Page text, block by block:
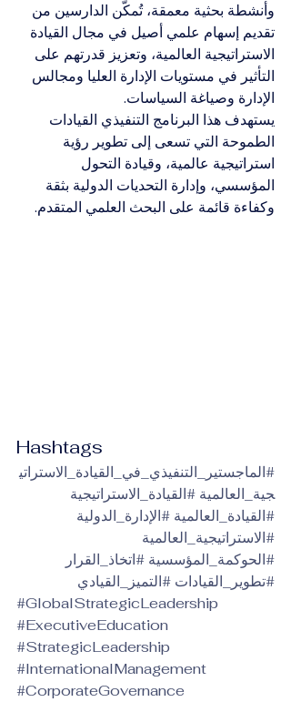
وأنشطة بحثية معمقة، تُمكّن الدارسين من
تقديم إسهام علمي أصيل في مجال القيادة
الاستراتيجية العالمية، وتعزيز قدرتهم على
التأثير في مستويات الإدارة العليا ومجالس
الإدارة وصياغة السياسات.
يستهدف هذا البرنامج التنفيذي القيادات
الطموحة التي تسعى إلى تطوير رؤية
استراتيجية عالمية، وقيادة التحول
المؤسسي، وإدارة التحديات الدولية بثقة
وكفاءة قائمة على البحث العلمي المتقدم.
Hashtags
#الماجستير_التنفيذي_في_القيادة_الاستراتي
جية_العالمية #القيادة_الاستراتيجية
#القيادة_العالمية #الإدارة_الدولية
#الاستراتيجية_العالمية
#الحوكمة_المؤسسية #اتخاذ_القرار
#تطوير_القيادات #التميز_القيادي
#GlobalStrategicLeadership
#ExecutiveEducation
#StrategicLeadership
#InternationalManagement
#CorporateGovernance